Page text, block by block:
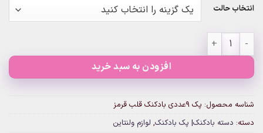
انتخاب حالت
افزودن به سبد خرید
شناسه محصول: پک 9عددی بادکنک قلب قرمز
دسته: دسته بادکنک| پک بادکنک, لوازم ولنتاین